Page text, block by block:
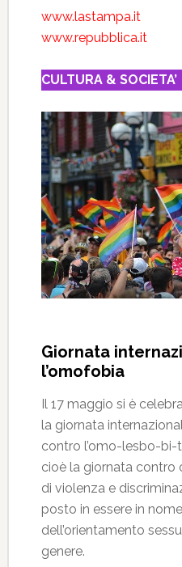
www.lastampa.it
www.repubblica.it
CULTURA & SOCIETA’
Giornata
l’omofobia
Il 17 maggio si è
la giornata
contro l’omo-lesbo-bi-
cioè la giornata contro
di violenza e
posto in essere in nome
dell’orientamento
genere.